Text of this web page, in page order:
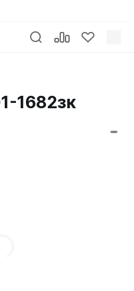
1682зк